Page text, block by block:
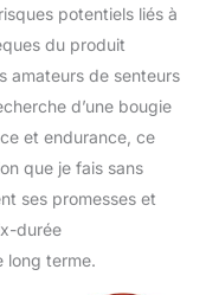
potentiels liés à
du produit
amateurs de senteurs
d’une bougie
et endurance, ce
que je fais sans
ses promesses et
durée
long terme.